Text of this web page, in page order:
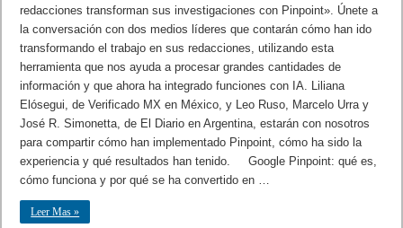
redacciones transforman sus investigaciones con Pinpoint». Únete a
la conversación con dos medios líderes que contarán cómo han ido
transformando el trabajo en sus redacciones, utilizando esta
herramienta que nos ayuda a procesar grandes cantidades de
información y que ahora ha integrado funciones con IA. Liliana
Elósegui, de Verificado MX en México, y Leo Ruso, Marcelo Urra y
José R. Simonetta, de El Diario en Argentina, estarán con nosotros
para compartir cómo han implementado Pinpoint, cómo ha sido la
experiencia y qué resultados han tenido. Google Pinpoint: qué es,
cómo funciona y por qué se ha convertido en …
Leer Mas »